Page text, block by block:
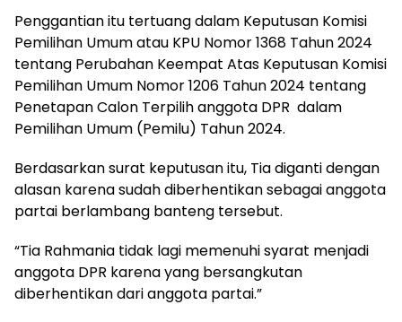
Penggantian itu tertuang dalam Keputusan Komisi
Pemilihan Umum atau KPU Nomor 1368 Tahun 2024
tentang Perubahan Keempat Atas Keputusan Komisi
Pemilihan Umum Nomor 1206 Tahun 2024 tentang
Penetapan Calon Terpilih anggota DPR dalam
Pemilihan Umum (Pemilu) Tahun 2024.
Berdasarkan surat keputusan itu, Tia diganti dengan
alasan karena sudah diberhentikan sebagai anggota
partai berlambang banteng tersebut.
“Tia Rahmania tidak lagi memenuhi syarat menjadi
anggota DPR karena yang bersangkutan
diberhentikan dari anggota partai.”